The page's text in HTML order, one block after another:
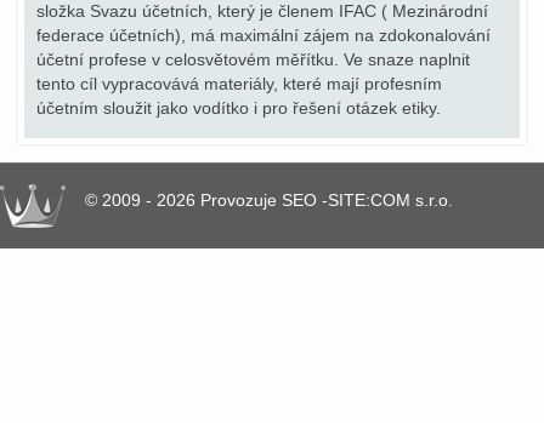
složka Svazu účetních, který je členem IFAC ( Mezinárodní
federace účetních), má maximální zájem na zdokonalování
účetní profese v celosvětovém měřítku. Ve snaze naplnit
tento cíl vypracovává materiály, které mají profesním
účetním sloužit jako vodítko i pro řešení otázek etiky.
© 2009 - 2026 Provozuje SEO -SITE:COM s.r.o.